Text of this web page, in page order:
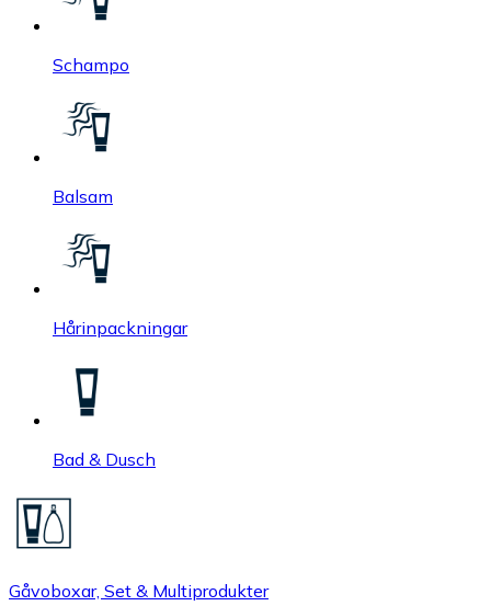
Schampo
Balsam
Hårinpackningar
Bad & Dusch
Gåvoboxar, Set & Multiprodukter